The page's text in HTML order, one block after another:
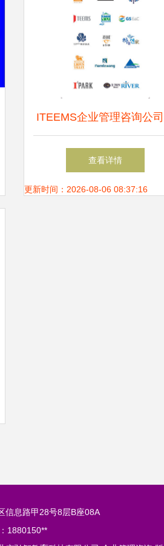
ITEEMS企业管理咨询公
志设计 品牌价值的视觉升
查看详情
更新时间：2026-08-06 08:37:16
信息路甲28号8层B座08A
1880150**